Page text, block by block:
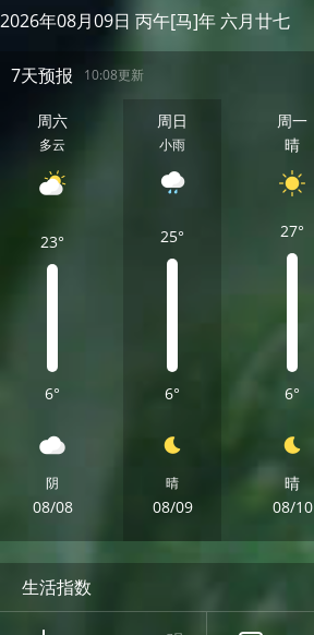
2026年08月09日 丙午[马]年 六月廿七
7天预报 10:08更新
周六
多云
23°
6°
阴
08/08
周日
小雨
25°
6°
晴
08/09
周一
晴
27°
6°
晴
08/10
周六
阴
生活指数